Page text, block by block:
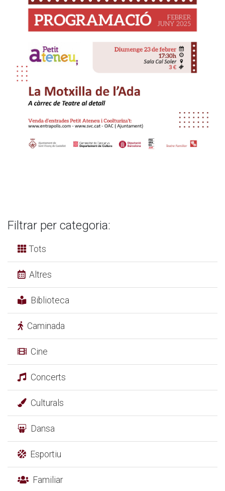
Filtrar per categoria:
Tots
Altres
Biblioteca
Caminada
Cine
Concerts
Culturals
Dansa
Esportiu
Familiar